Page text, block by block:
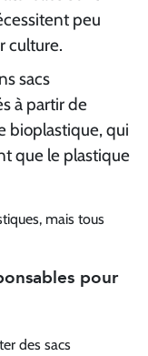
peu
culture.
sacs
à partir de
bioplastique, qui
que le plastique
mais tous
pour
des sacs